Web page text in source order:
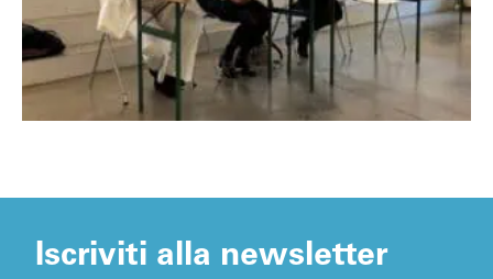
Iscriviti alla newsletter